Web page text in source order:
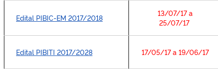
Edital PIBIC-EM 2017/2018
13/07/17 a
25/07/17
Edital PIBITI 2017/2028 17/05/17 a 19/06/17